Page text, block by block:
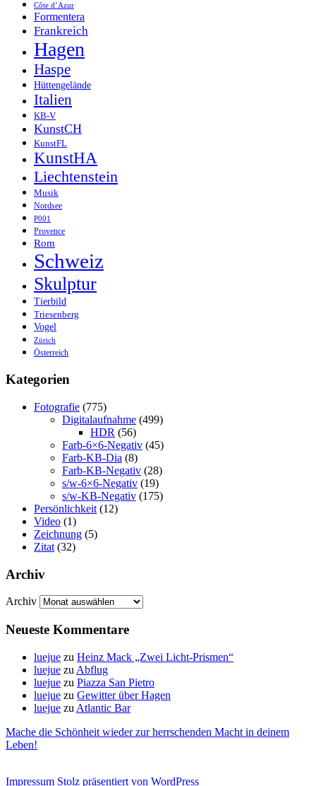
Côte d’Azur
Formentera
Frankreich
Hagen
Haspe
Hüttengelände
Italien
KB-V
KunstCH
KunstFL
KunstHA
Liechtenstein
Musik
Nordsee
P001
Provence
Rom
Schweiz
Skulptur
Tierbild
Triesenberg
Vogel
Zürich
Österreich
Kategorien
Fotografie (775)
Digitalaufnahme (499)
HDR (56)
Farb-6×6-Negativ (45)
Farb-KB-Dia (8)
Farb-KB-Negativ (28)
s/w-6×6-Negativ (19)
s/w-KB-Negativ (175)
Persönlichkeit (12)
Video (1)
Zeichnung (5)
Zitat (32)
Archiv
Archiv
Neueste Kommentare
luejue zu Heinz Mack „Zwei Licht-Prismen“
luejue zu Abflug
luejue zu Piazza San Pietro
luejue zu Gewitter über Hagen
luejue zu Atlantic Bar
Mache die Schönheit wieder zur herrschenden Macht in deinem
Leben!
Impressum Stolz präsentiert von WordPress